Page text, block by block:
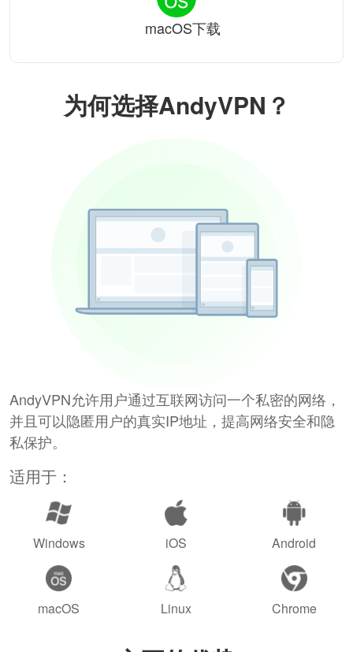
为何选择AndyVPN？
AndyVPN允许用户通过互联网访问一个私密的网络，
并且可以隐匿用户的真实IP地址，提高网络安全和隐
私保护。
适用于：
Windows iOS Android
macOS Linux Chrome
macOS下载